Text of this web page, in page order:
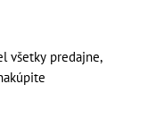
všetky predajne,